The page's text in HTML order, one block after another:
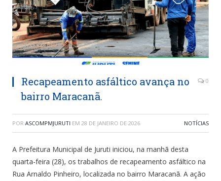
Recapeamento asfáltico avança no
bairro Maracanã.
0
POR ASCOMPMJURUTI EM 28 DE JANEIRO DE 2026 NOTÍCIAS
A Prefeitura Municipal de Juruti iniciou, na manhã desta
quarta-feira (28), os trabalhos de recapeamento asfáltico na
Rua Arnaldo Pinheiro, localizada no bairro Maracanã. A ação